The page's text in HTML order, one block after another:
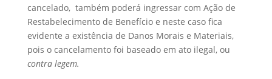
cancelado, também poderá ingressar com Ação de
Restabelecimento de Benefício e neste caso fica
evidente a existência de Danos Morais e Materiais,
pois o cancelamento foi baseado em ato ilegal, ou
contra legem.